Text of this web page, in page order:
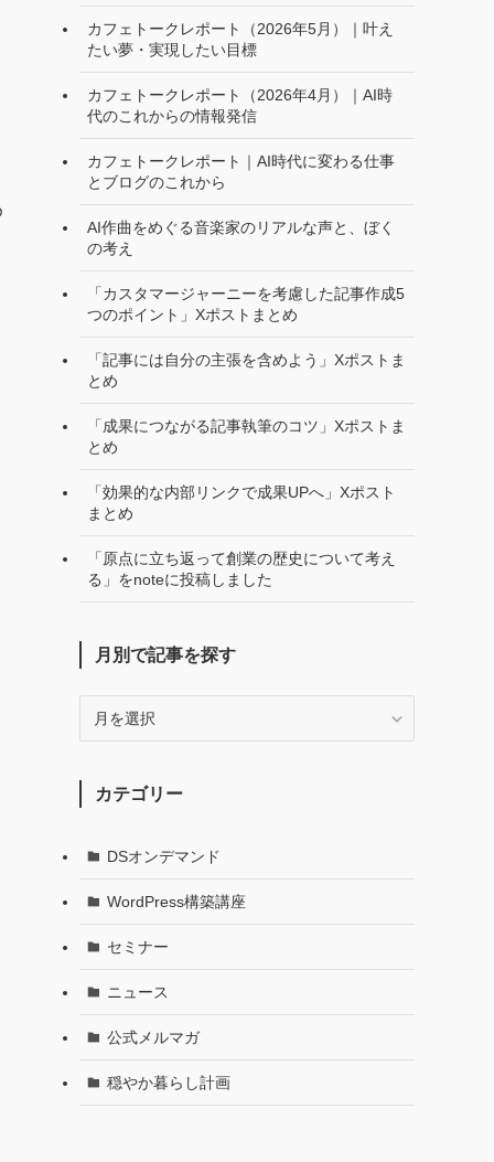
カフェトークレポート（2026年5月）｜叶え
たい夢・実現したい目標
カフェトークレポート（2026年4月）｜AI時
代のこれからの情報発信
カフェトークレポート｜AI時代に変わる仕事
とブログのこれから
AI作曲をめぐる音楽家のリアルな声と、ぼく
の考え
「カスタマージャーニーを考慮した記事作成5
つのポイント」Xポストまとめ
「記事には自分の主張を含めよう」Xポストま
とめ
「成果につながる記事執筆のコツ」Xポストま
とめ
「効果的な内部リンクで成果UPへ」Xポスト
まとめ
「原点に立ち返って創業の歴史について考え
る」をnoteに投稿しました
月別で記事を探す
記
探
す
カテゴリー
DSオンデマンド
WordPress構築講座
セミナー
ニュース
公式メルマガ
穏やか暮らし計画